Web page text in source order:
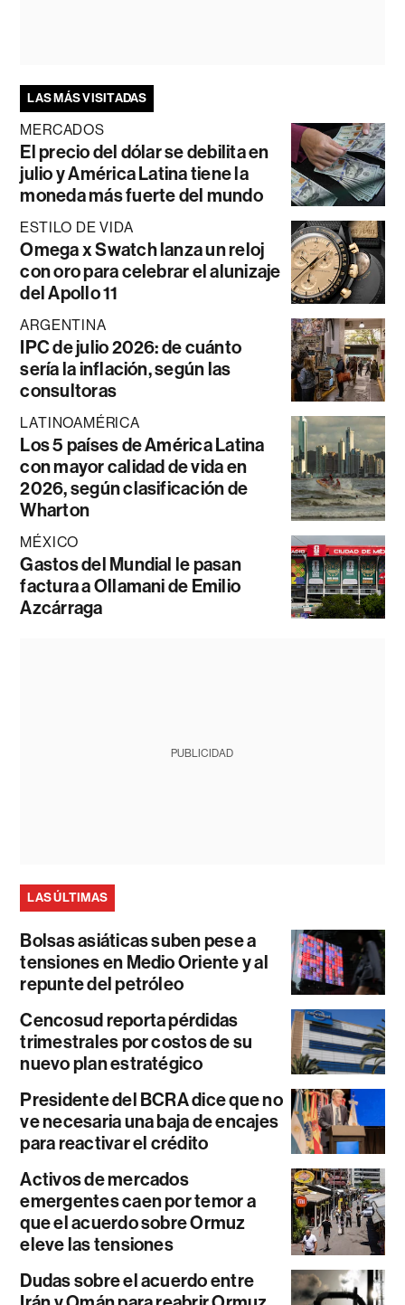
LAS MÁS VISITADAS
MERCADOS
El precio del dólar se debilita en
julio y América Latina tiene la
moneda más fuerte del mundo
ESTILO DE VIDA
Omega x Swatch lanza un reloj
con oro para celebrar el alunizaje
del Apollo 11
ARGENTINA
IPC de julio 2026: de cuánto
sería la inflación, según las
consultoras
LATINOAMÉRICA
Los 5 países de América Latina
con mayor calidad de vida en
2026, según clasificación de
Wharton
MÉXICO
Gastos del Mundial le pasan
factura a Ollamani de Emilio
Azcárraga
PUBLICIDAD
LAS ÚLTIMAS
Bolsas asiáticas suben pese a
tensiones en Medio Oriente y al
repunte del petróleo
Cencosud reporta pérdidas
trimestrales por costos de su
nuevo plan estratégico
Presidente del BCRA dice que no
ve necesaria una baja de encajes
para reactivar el crédito
Activos de mercados
emergentes caen por temor a
que el acuerdo sobre Ormuz
eleve las tensiones
Dudas sobre el acuerdo entre